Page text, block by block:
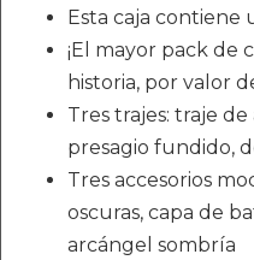
Esta caja contiene
¡El mayor pack de
historia, por valor
Tres trajes: traje
presagio fundido,
Tres accesorios
oscuras, capa de
arcángel sombría